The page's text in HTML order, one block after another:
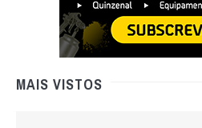
MAIS VISTOS